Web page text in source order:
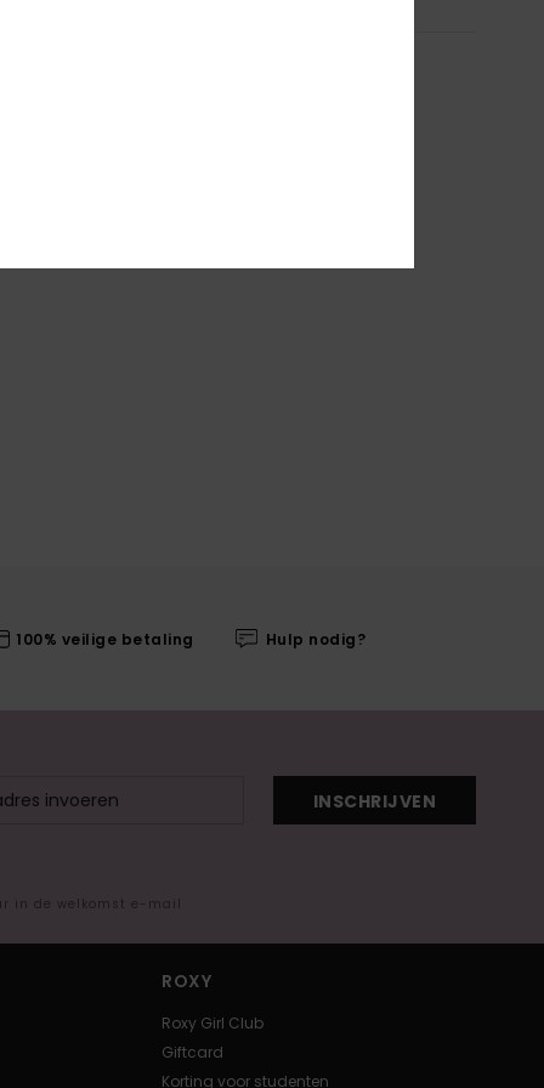
100% veilige betaling Hulp nodig?
INSCHRIJVEN
in de welkomst e-mail
ROXY
Roxy Girl Club
Giftcard
Korting voor studenten